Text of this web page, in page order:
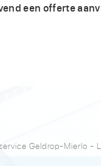
een offerte
Geldrop-Mierlo -